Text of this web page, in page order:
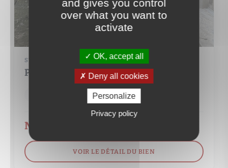
STUDIO
PARIS 17EME ARR. (75017)
23 m²
Nous consulter
VOIR LE DÉTAIL DU BIEN
and gives you control
over what you want to
activate
OK, accept all
Deny all cookies
Personalize
Privacy policy